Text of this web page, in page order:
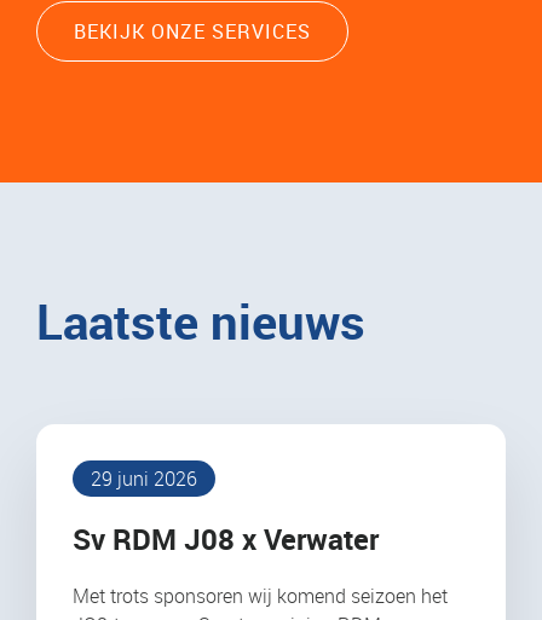
BEKIJK ONZE SERVICES
Laatste nieuws
29 juni 2026
Sv RDM J08 x Verwater
Met trots sponsoren wij komend seizoen het